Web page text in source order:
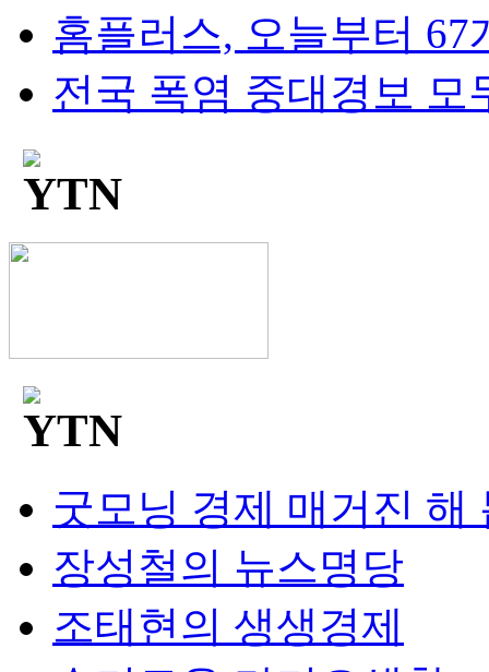
홈플러스, 오늘부터 67
전국 폭염 중대경보 모
굿모닝 경제 매거진 해
장성철의 뉴스명당
조태현의 생생경제